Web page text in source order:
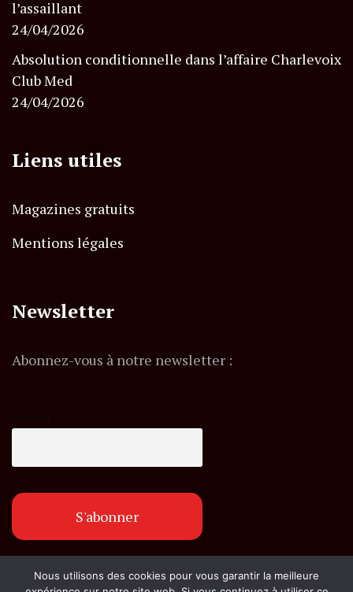
l’assaillant
24/04/2026
Absolution conditionnelle dans l’affaire Charlevoix
Club Med
24/04/2026
Liens utiles
Magazines gratuits
Mentions légales
Newsletter
Abonnez-vous à notre newsletter :
Nous utilisons des cookies pour vous garantir la meilleure